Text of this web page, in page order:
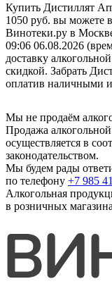
Купить Дистиллят
1050 руб. вы можете
Винотеки.ру в
09:06 06.08.2026
доставку
скидкой. Забрать
оплатив наличными
Мы не продаём
Продажа
осуществляется в
законодательством.
Мы будем рады
по телефону +7 985
Алкогольная
в розничных